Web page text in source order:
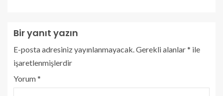
Bir yanıt yazın
E-posta adresiniz yayınlanmayacak. Gerekli alanlar* ile
işaretlenmişlerdir
Yorum*